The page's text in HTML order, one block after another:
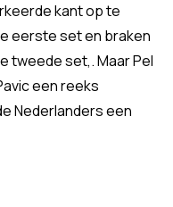
kant op te
eerste set en braken
tweede set,. Maar Pel
een reeks
Nederlanders een